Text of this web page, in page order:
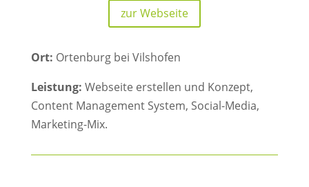
zur Webseite
Ort: Ortenburg bei Vilshofen
Leistung: Webseite erstellen und Konzept,
Content Management System, Social-Media,
Marketing-Mix.